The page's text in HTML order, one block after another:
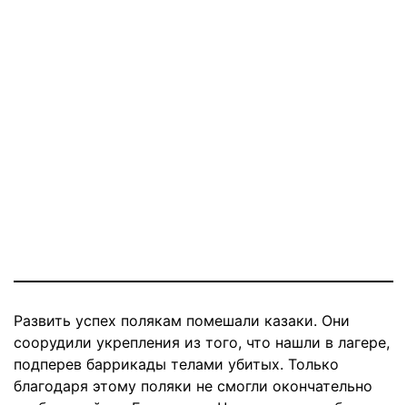
Развить успех полякам помешали казаки. Они
соорудили укрепления из того, что нашли в лагере,
подперев баррикады телами убитых. Только
благодаря этому поляки не смогли окончательно